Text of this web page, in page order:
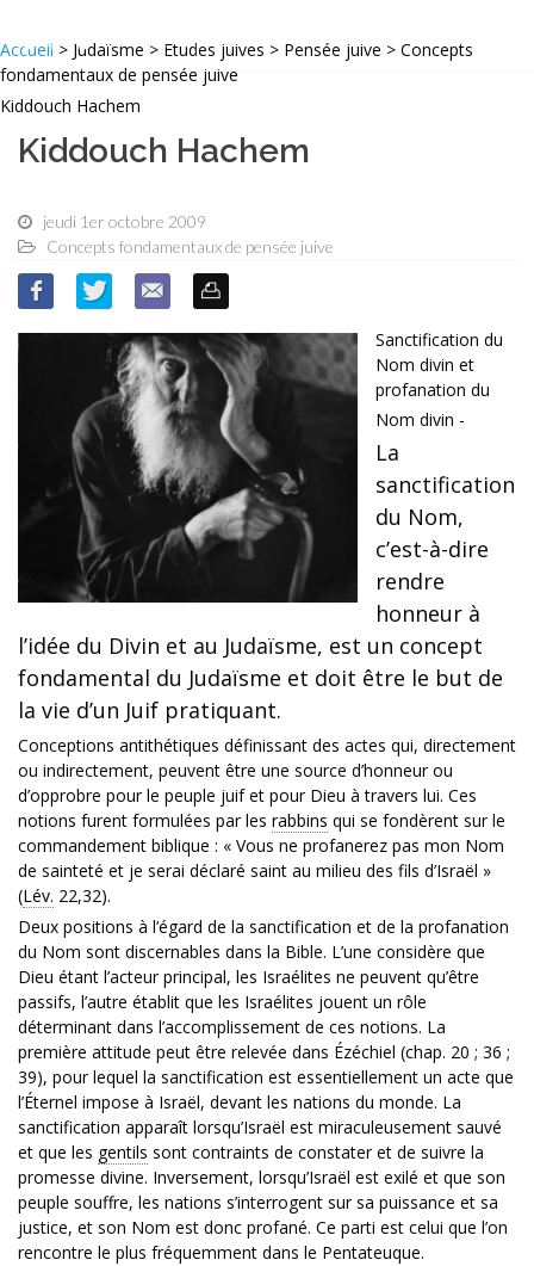
Accueil > Judaïsme > Etudes juives > Pensée juive > Concepts
fondamentaux de pensée juive
Kiddouch Hachem
Kiddouch Hachem
jeudi 1er octobre 2009
Concepts fondamentaux de pensée juive
Sanctification du
Nom divin et
profanation du
Nom divin -
La
sanctification
du Nom,
c’est-à-dire
rendre
honneur à
l’idée du Divin et au Judaïsme, est un concept
fondamental du Judaïsme et doit être le but de
la vie d’un Juif pratiquant.
Conceptions antithétiques définissant des actes qui, directement
ou indirectement, peuvent être une source d’honneur ou
d’opprobre pour le peuple juif et pour Dieu à travers lui. Ces
notions furent formulées par les rabbins qui se fondèrent sur le
commandement biblique : « Vous ne profanerez pas mon Nom
de sainteté et je serai déclaré saint au milieu des fils d’Israël »
(Lév. 22,32).
Deux positions à l’égard de la sanctification et de la profanation
du Nom sont discernables dans la Bible. L’une considère que
Dieu étant l’acteur principal, les Israélites ne peuvent qu’être
passifs, l’autre établit que les Israélites jouent un rôle
déterminant dans l’accomplissement de ces notions. La
première attitude peut être relevée dans Ézéchiel (chap. 20 ; 36 ;
39), pour lequel la sanctification est essentiellement un acte que
l’Éternel impose à Israël, devant les nations du monde. La
sanctification apparaît lorsqu’Israël est miraculeusement sauvé
et que les gentils sont contraints de constater et de suivre la
promesse divine. Inversement, lorsqu’Israël est exilé et que son
peuple souffre, les nations s’interrogent sur sa puissance et sa
justice, et son Nom est donc profané. Ce parti est celui que l’on
rencontre le plus fréquemment dans le Pentateuque.